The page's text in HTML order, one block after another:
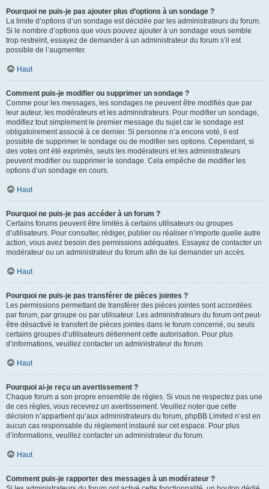
Pourquoi ne puis-je pas ajouter plus d’options à un sondage ?
La limite d’options d’un sondage est décidée par les administrateurs du forum.
Si le nombre d’options que vous pouvez ajouter à un sondage vous semble
trop restreint, essayez de demander à un administrateur du forum s’il est
possible de l’augmenter.
Haut
Comment puis-je modifier ou supprimer un sondage ?
Comme pour les messages, les sondages ne peuvent être modifiés que par
leur auteur, les modérateurs et les administrateurs. Pour modifier un sondage,
modifiez tout simplement le premier message du sujet car le sondage est
obligatoirement associé à ce dernier. Si personne n’a encore voté, il est
possible de supprimer le sondage ou de modifier ses options. Cependant, si
des votes ont été exprimés, seuls les modérateurs et les administrateurs
peuvent modifier ou supprimer le sondage. Cela empêche de modifier les
options d’un sondage en cours.
Haut
Pourquoi ne puis-je pas accéder à un forum ?
Certains forums peuvent être limités à certains utilisateurs ou groupes
d’utilisateurs. Pour consulter, rédiger, publier ou réaliser n’importe quelle autre
action, vous avez besoin des permissions adéquates. Essayez de contacter un
modérateur ou un administrateur du forum afin de lui demander un accès.
Haut
Pourquoi ne puis-je pas transférer de pièces jointes ?
Les permissions permettant de transférer des pièces jointes sont accordées
par forum, par groupe ou par utilisateur. Les administrateurs du forum ont peut-
être désactivé le transfert de pièces jointes dans le forum concerné, ou seuls
certains groupes d’utilisateurs détiennent cette autorisation. Pour plus
d’informations, veuillez contacter un administrateur du forum.
Haut
Pourquoi ai-je reçu un avertissement ?
Chaque forum a son propre ensemble de règles. Si vous ne respectez pas une
de ces règles, vous recevrez un avertissement. Veuillez noter que cette
décision n’appartient qu’aux administrateurs du forum, phpBB Limited n’est en
aucun cas responsable du règlement instauré sur cet espace. Pour plus
d’informations, veuillez contacter un administrateur du forum.
Haut
Comment puis-je rapporter des messages à un modérateur ?